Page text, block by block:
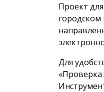
Проект
городском
Для